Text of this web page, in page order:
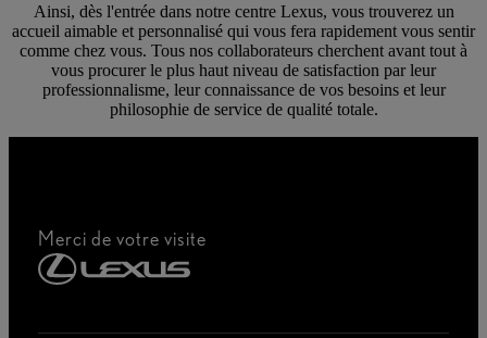
Ainsi, dès l'entrée dans notre centre Lexus, vous trouverez un
accueil aimable et personnalisé qui vous fera rapidement vous sentir
comme chez vous. Tous nos collaborateurs cherchent avant tout à
vous procurer le plus haut niveau de satisfaction par leur
professionnalisme, leur connaissance de vos besoins et leur
philosophie de service de qualité totale.
Merci de votre visite